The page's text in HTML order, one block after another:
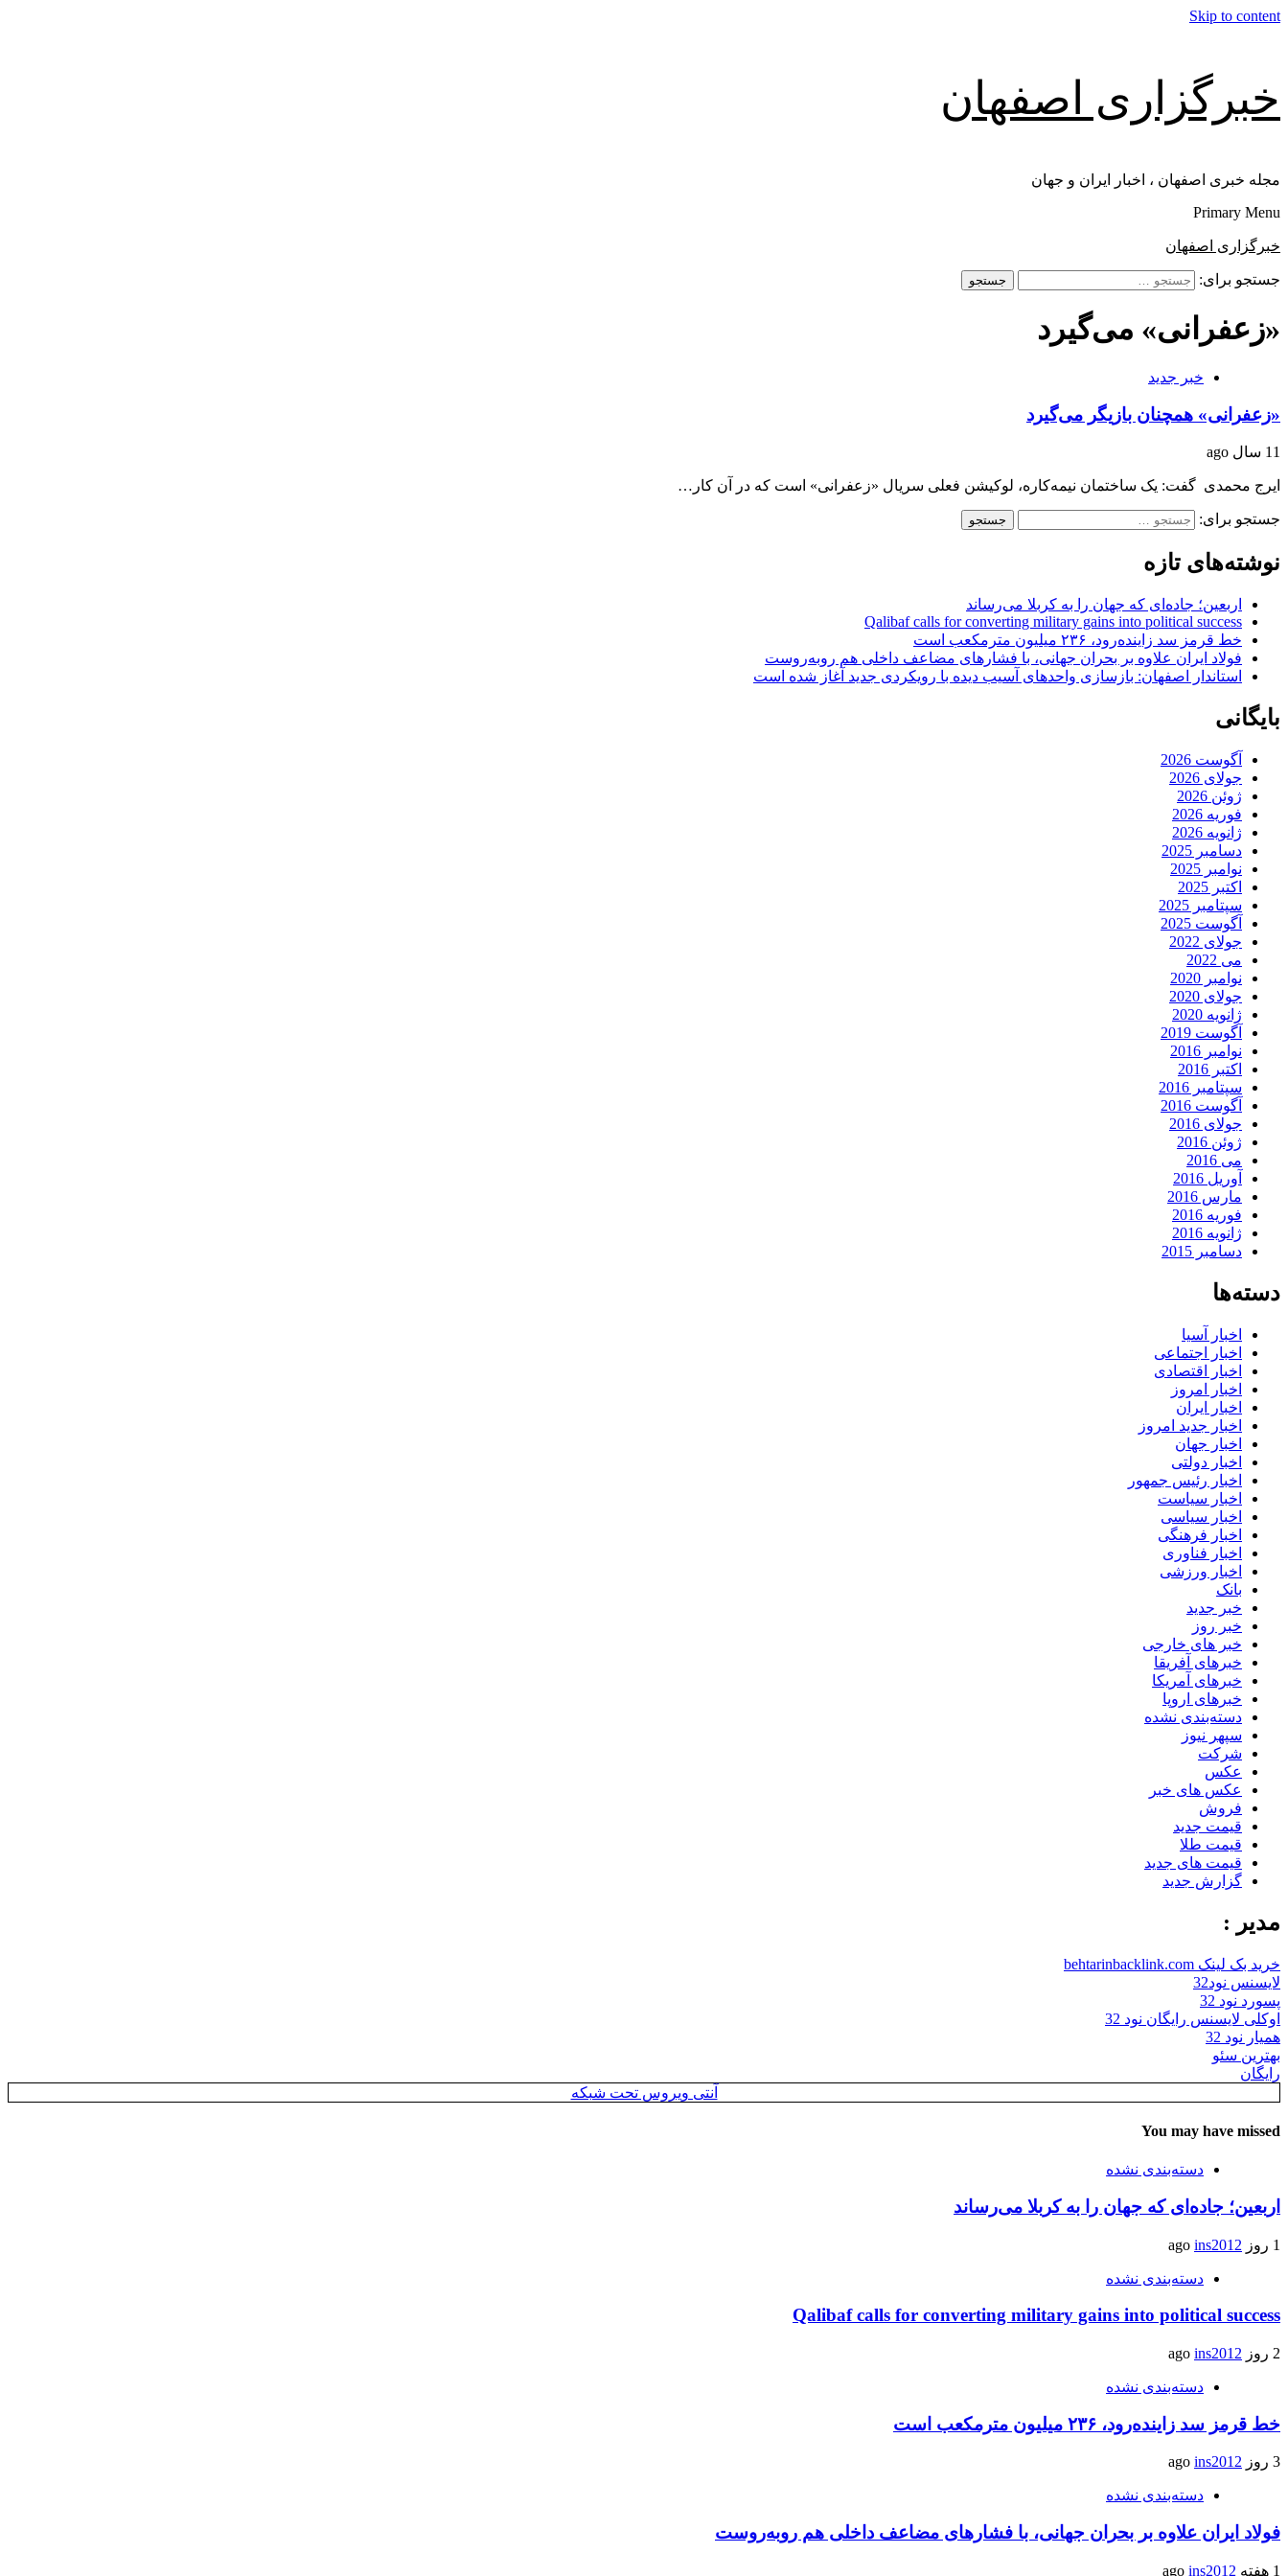
Skip to content
خبرگزاری اصفهان
مجله خبری اصفهان ، اخبار ایران و جهان
Primary Menu
خبرگزاری اصفهان
جستجو برای:
«زعفرانی» می‌گیرد
خبر جدید
«زعفرانی» همچنان بازیگر می‌گیرد
11 سال ago
ایرج محمدی گفت: یک ساختمان نیمه‌کاره، لوکیشن فعلی سریال «زعفرانی» است که در آن کار…
جستجو برای:
نوشته‌های تازه
اربعین؛ جاده‌ای که جهان را به کربلا می‌رساند
Qalibaf calls for converting military gains into political success
خط قرمز سد زاینده‌رود، ۲۳۶ میلیون مترمکعب است
فولاد ایران علاوه بر بحران جهانی، با فشارهای مضاعف داخلی هم روبه‌روست
استاندار اصفهان: بازسازی واحدهای آسیب دیده با رویکردی جدید آغاز شده است
بایگانی
آگوست 2026
جولای 2026
ژوئن 2026
فوریه 2026
ژانویه 2026
دسامبر 2025
نوامبر 2025
اکتبر 2025
سپتامبر 2025
آگوست 2025
جولای 2022
می 2022
نوامبر 2020
جولای 2020
ژانویه 2020
آگوست 2019
نوامبر 2016
اکتبر 2016
سپتامبر 2016
آگوست 2016
جولای 2016
ژوئن 2016
می 2016
آوریل 2016
مارس 2016
فوریه 2016
ژانویه 2016
دسامبر 2015
دسته‌ها
اخبار آسیا
اخبار اجتماعی
اخبار اقتصادی
اخبار امروز
اخبار ایران
اخبار جدید امروز
اخبار جهان
اخبار دولتی
اخبار رئیس جمهور
اخبار سیاست
اخبار سیاسی
اخبار فرهنگی
اخبار فناوری
اخبار ورزشی
بانک
خبر جدید
خبر روز
خبر های خارجی
خبرهای آفریقا
خبرهای آمریکا
خبرهای اروپا
دسته‌بندی نشده
سپهر نیوز
شرکت
عکس
عکس های خبر
فروش
قیمت جدید
قیمت طلا
قیمت های جدید
گزارش جدید
مدیر :
خرید بک لینک behtarinbacklink.com
لایسنس نود32
پسورد نود 32
اوکلی لایسنس رایگان نود 32
همیار نود 32
بهترین سئو
رایگان
آنتی ویروس تحت شبکه
You may have missed
دسته‌بندی نشده
اربعین؛ جاده‌ای که جهان را به کربلا می‌رساند
1 روز ago ins2012
دسته‌بندی نشده
Qalibaf calls for converting military gains into political success
2 روز ago ins2012
دسته‌بندی نشده
خط قرمز سد زاینده‌رود، ۲۳۶ میلیون مترمکعب است
3 روز ago ins2012
دسته‌بندی نشده
فولاد ایران علاوه بر بحران جهانی، با فشارهای مضاعف داخلی هم روبه‌روست
1 هفته ago ins2012